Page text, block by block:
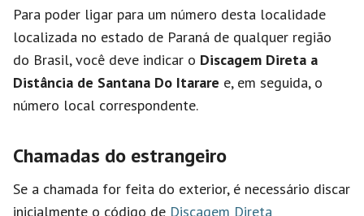
Para poder ligar para um número desta localidade
localizada no estado de Paraná de qualquer região
do Brasil, você deve indicar o Discagem Direta a
Distância de Santana Do Itarare e, em seguida, o
número local correspondente.
Chamadas do estrangeiro
Se a chamada for feita do exterior, é necessário discar
inicialmente o código de Discagem Direta